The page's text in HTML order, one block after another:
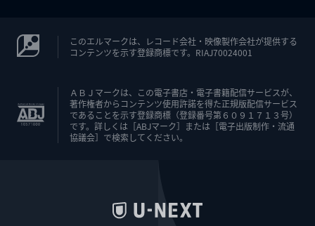
このエルマークは、レコード会社・映像製作会社が提供する
コンテンツを示す登録商標です。RIAJ70024001
ＡＢＪマークは、この電子書店・電子書籍配信サービスが、
著作権者からコンテンツ使用許諾を得た正規版配信サービス
であることを示す登録商標（登録番号第６０９１７１３号）
です。詳しくは［ABJマーク］または［電子出版制作・流通
協議会］で検索してください。